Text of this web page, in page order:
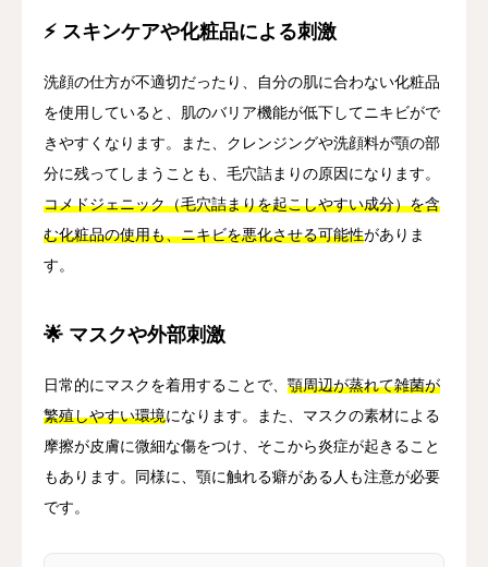
⚡ スキンケアや化粧品による刺激
洗顔の仕方が不適切だったり、自分の肌に合わない化粧品
を使用していると、肌のバリア機能が低下してニキビがで
きやすくなります。また、クレンジングや洗顔料が顎の部
分に残ってしまうことも、毛穴詰まりの原因になります。
コメドジェニック（毛穴詰まりを起こしやすい成分）を含
む化粧品の使用も、ニキビを悪化させる可能性がありま
す。
🌟 マスクや外部刺激
日常的にマスクを着用することで、 顎周辺が蒸れて雑菌が
繁殖しやすい環境になります。また、マスクの素材による
摩擦が皮膚に微細な傷をつけ、そこから炎症が起きること
もあります。同様に、顎に触れる癖がある人も注意が必要
です。